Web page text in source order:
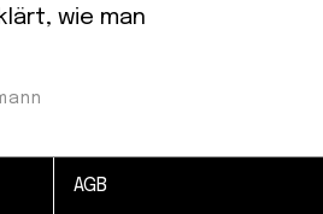
wie man
AGB